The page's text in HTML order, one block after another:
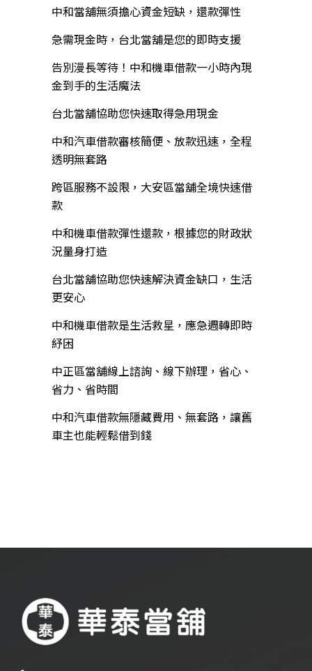
中和當舖無須擔心資金短缺，還款彈性
急需現金時，台北當舖是您的即時支援
告別漫長等待！中和機車借款一小時內現
金到手的生活魔法
台北當舖協助您快速取得急用現金
中和汽車借款審核簡便、放款迅速，全程
透明無套路
跨區服務不設限，大安區當舖全境快速借
款
中和機車借款彈性還款，根據您的財政狀
況量身打造
台北當舖協助您快速解決資金缺口，生活
更安心
中和機車借款是生活救星，應急週轉即時
紓困
中正區當舖線上諮詢、線下辦理，省心、
省力、省時間
中和汽車借款無隱藏費用、無套路，讓舊
車主也能輕鬆借到錢